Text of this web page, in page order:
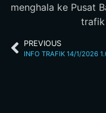
menghala ke Pusat
trafik
PREVIOUS
INFO TRAFIK 14/1/2026